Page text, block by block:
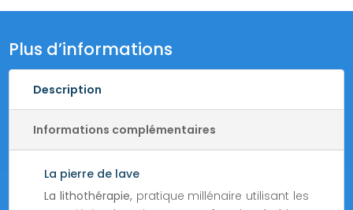
Plus d’informations
Description
Informations complémentaires
La pierre de lave
La lithothérapie, pratique millénaire utilisant les